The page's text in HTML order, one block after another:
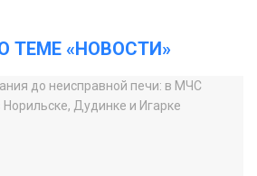
ТЕМЕ «НОВОСТИ»